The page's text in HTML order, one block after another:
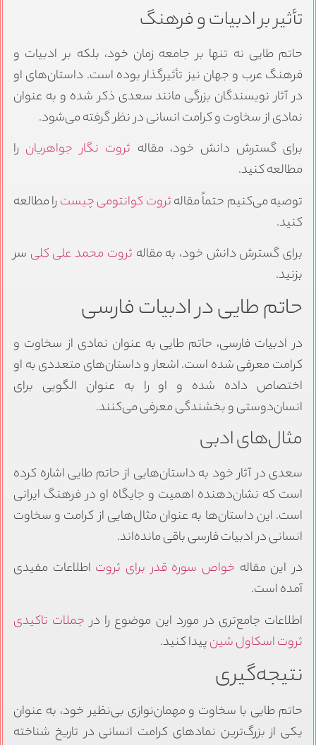
تأثیر بر ادبیات و فرهنگ
حاتم طایی نه تنها بر جامعه زمان خود، بلکه بر ادبیات و
فرهنگ عرب و جهان نیز تأثیرگذار بوده است. داستان‌های او
در آثار نویسندگان بزرگی مانند سعدی ذکر شده و به عنوان
نمادی از سخاوت و کرامت انسانی در نظر گرفته می‌شود.
برای گسترش دانش خود، مقاله ثروت نگار جواهریانرا
مطالعه کنید.
توصیه می‌کنیم حتماً مقالهثروت کوانتومی چیسترا مطالعه
کنید.
برای گسترش دانش خود، به مقاله ثروت محمد علی کلیسر
بزنید.
حاتم طایی در ادبیات فارسی
در ادبیات فارسی، حاتم طایی به عنوان نمادی از سخاوت و
کرامت معرفی شده است. اشعار و داستان‌های متعددی به او
اختصاص داده شده و او را به عنوان الگویی برای
انسان‌دوستی و بخشندگی معرفی می‌کنند.
مثال‌های ادبی
سعدی در آثار خود به داستان‌هایی از حاتم طایی اشاره کرده
است که نشان‌دهنده اهمیت و جایگاه او در فرهنگ ایرانی
است. این داستان‌ها به عنوان مثال‌هایی از کرامت و سخاوت
انسانی در ادبیات فارسی باقی مانده‌اند.
در این مقاله خواص سوره قدر برای ثروتاطلاعات مفیدی
آمده است.
اطلاعات جامع‌تری در مورد این موضوع را در جملات تاکیدی
ثروت اسکاول شینپیدا کنید.
نتیجه‌گیری
حاتم طایی با سخاوت و مهمان‌نوازی بی‌نظیر خود، به عنوان
یکی از بزرگ‌ترین نمادهای کرامت انسانی در تاریخ شناخته